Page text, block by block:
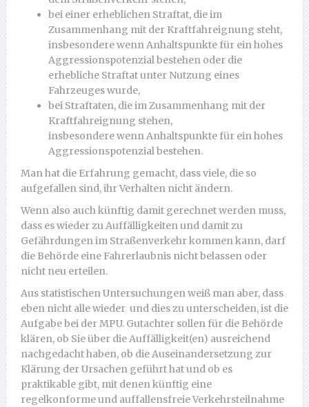
bei einer erheblichen Straftat, die im
Zusammenhang mit der Kraftfahreignung steht,
insbesondere wenn Anhaltspunkte für ein hohes
Aggressionspotenzial bestehen oder die
erhebliche Straftat unter Nutzung eines
Fahrzeuges wurde,
bei Straftaten, die im Zusammenhang mit der
Kraftfahreignung stehen,
insbesondere wenn Anhaltspunkte für ein hohes
Aggressionspotenzial bestehen.
Man hat die Erfahrung gemacht, dass viele, die so
aufgefallen sind, ihr Verhalten nicht ändern.
Wenn also auch künftig damit gerechnet werden muss,
dass es wieder zu Auffälligkeiten und damit zu
Gefährdungen im Straßenverkehr kommen kann, darf
die Behörde eine Fahrerlaubnis nicht belassen oder
nicht neu erteilen.
Aus statistischen Untersuchungen weiß man aber, dass
eben nicht alle wieder und dies zu unterscheiden, ist die
Aufgabe bei der MPU. Gutachter sollen für die Behörde
klären, ob Sie über die Auffälligkeit(en) ausreichend
nachgedacht haben, ob die Auseinandersetzung zur
Klärung der Ursachen geführt hat und ob es
praktikable gibt, mit denen künftig eine
regelkonforme und auffallensfreie Verkehrsteilnahme